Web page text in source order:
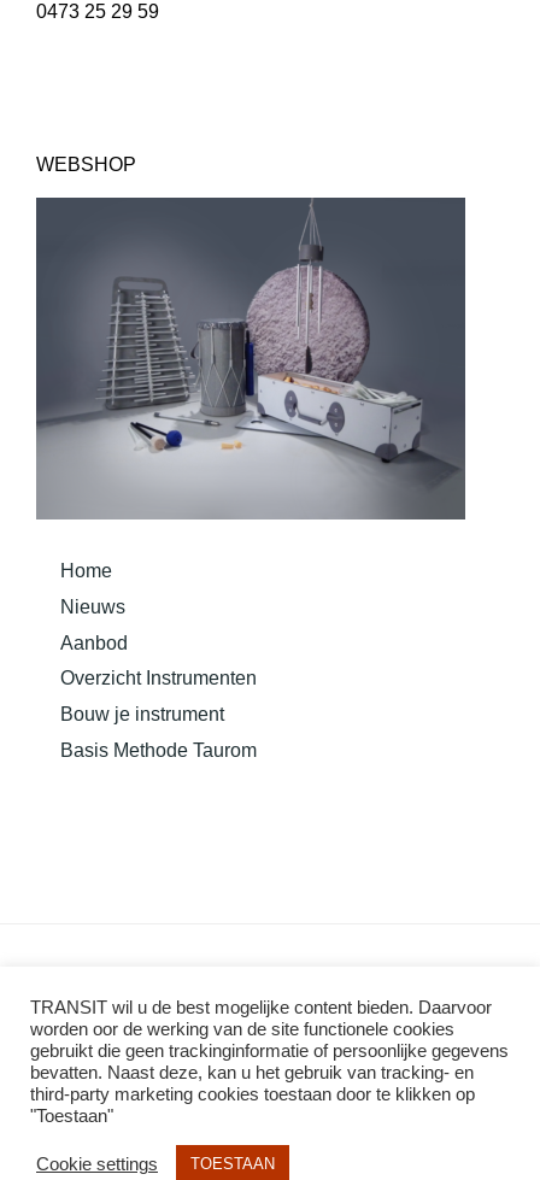
0473 25 29 59
WEBSHOP
Home
Nieuws
Aanbod
Overzicht Instrumenten
Bouw je instrument
Basis Methode Taurom
TRANSIT wil u de best mogelijke content bieden. Daarvoor
worden oor de werking van de site functionele cookies
gebruikt die geen trackinginformatie of persoonlijke gegevens
bevatten. Naast deze, kan u het gebruik van tracking- en
third-party marketing cookies toestaan door te klikken op
"Toestaan"
Cookie settings TOESTAAN